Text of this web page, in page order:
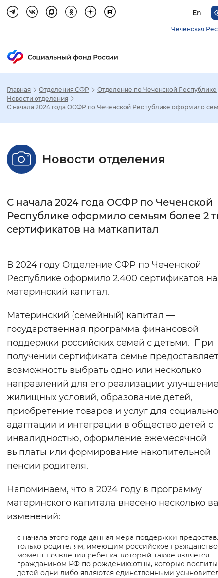
En
Чеченская
Настройка режима отображения
Стандартный Увеличенный
Без засечек С засечками
Цвет сайта
Синий фон
Изображения
Включены Выключены
Звуковой ассистент
Воспроизвести Остановить
Вернуть стандартные настройки
Главная Отделения СФР
Отделение по Чеченской Республике
Новости отделения
С начала 2024 года ОСФР по Чеченской Республике оформило
Новости отделения
С начала 2024 года ОСФР по Чеченской
Республике оформило семьям более 2
сертификатов на маткапитал
В 2024 году Отделение СФР по Чеченской
Республике оформило 2.400 сертификатов на
материнский капитал.
Материнский (семейный) капитал —
государственная программа финансовой
поддержки российских семей с детьми. При
получении сертификата семье
возможность выбрать одно или несколько
направлений для его реализации: улучшение
жилищных условий, образование детей,
приобретение товаров и услуг для
адаптации и интеграции в общество детей с
инвалидностью, оформление ежемесячной
выплаты или формирование накопительной
пенсии родителя.
Напоминаем, что в 2024 году в программу
материнского капитала внесено несколько
изменений:
с начала этого года данная мера поддержки
только родителям, имеющим российское
момент появления ребенка, который также является
гражданином РФ по рождению;отцы, которые
детей одни либо являются единственными